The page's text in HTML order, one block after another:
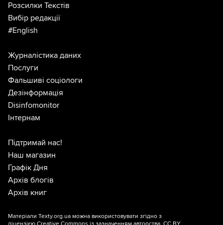
Розсилки Текстів
Вибір редакції
#English
Журналістика даних
Послуги
Фальшиві соціологи
Дезінформація
Disinfomonitor
Інтернам
Підтримай нас!
Наш магазин
Графік Дня
Архів блогів
Архів книг
Матеріали Texty.org.ua можна використовувати згідно з